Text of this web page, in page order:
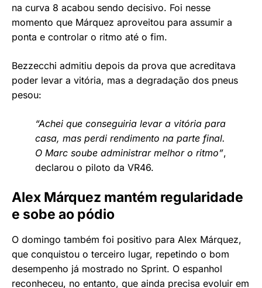
na curva 8 acabou sendo decisivo. Foi nesse
momento que Márquez aproveitou para assumir a
ponta e controlar o ritmo até o fim.
Bezzecchi admitiu depois da prova que acreditava
poder levar a vitória, mas a degradação dos pneus
pesou:
“Achei que conseguiria levar a vitória para
casa, mas perdi rendimento na parte final.
O Marc soube administrar melhor o ritmo”,
declarou o piloto da VR46.
Alex Márquez mantém regularidade
e sobe ao pódio
O domingo também foi positivo para Alex Márquez,
que conquistou o terceiro lugar, repetindo o bom
desempenho já mostrado no Sprint. O espanhol
reconheceu, no entanto, que ainda precisa evoluir em